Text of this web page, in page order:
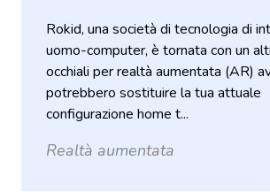
Rokid, una società di tecnologia di
uomo-computer, è tornata con un
occhiali per realtà aumentata (AR)
potrebbero sostituire la tua attuale
configurazione home t...
Realtà aumentata